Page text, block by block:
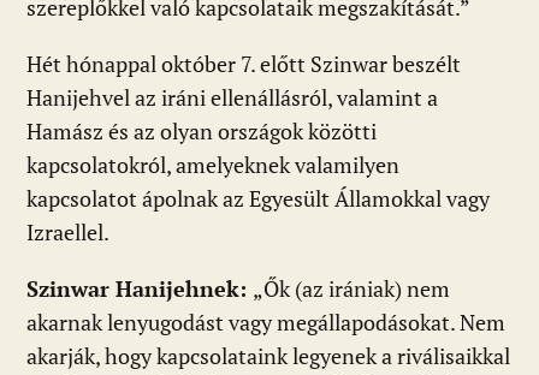
szereplőkkel való kapcsolataik megszakítását.”
Hét hónappal október 7. előtt Szinwar beszélt
Hanijehvel az iráni ellenállásról, valamint a
Hamász és az olyan országok közötti
kapcsolatokról, amelyeknek valamilyen
kapcsolatot ápolnak az Egyesült Államokkal vagy
Izraellel.
Szinwar Hanijehnek: „Ők (az irániak) nem
akarnak lenyugodást vagy megállapodásokat. Nem
akarják, hogy kapcsolataink legyenek a riválisaikkal